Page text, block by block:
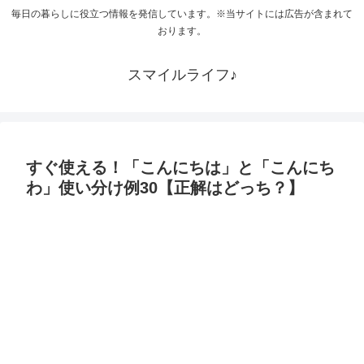
毎日の暮らしに役立つ情報を発信しています。※当サイトには広告が含まれて
おります。
スマイルライフ♪
すぐ使える！「こんにちは」と「こんにち
わ」使い分け例30【正解はどっち？】